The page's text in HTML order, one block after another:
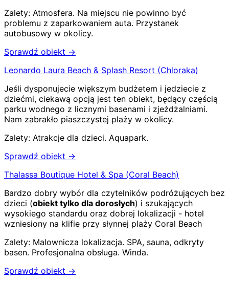
Zalety: Atmosfera. Na miejscu nie powinno być
problemu z zaparkowaniem auta. Przystanek
autobusowy w okolicy.
Sprawdź obiekt →
Leonardo Laura Beach & Splash Resort (Chloraka)
Jeśli dysponujecie większym budżetem i jedziecie z
dziećmi, ciekawą opcją jest ten obiekt, będący częścią
parku wodnego z licznymi basenami i zjeżdżalniami.
Nam zabrakło piaszczystej plaży w okolicy.
Zalety: Atrakcje dla dzieci. Aquapark.
Sprawdź obiekt →
Thalassa Boutique Hotel & Spa (Coral Beach)
Bardzo dobry wybór dla czytelników podróżujących bez
dzieci (obiekt tylko dla dorosłych) i szukających
wysokiego standardu oraz dobrej lokalizacji - hotel
wzniesiony na klifie przy słynnej plaży Coral Beach
Zalety: Malownicza lokalizacja. SPA, sauna, odkryty
basen. Profesjonalna obsługa. Winda.
Sprawdź obiekt →